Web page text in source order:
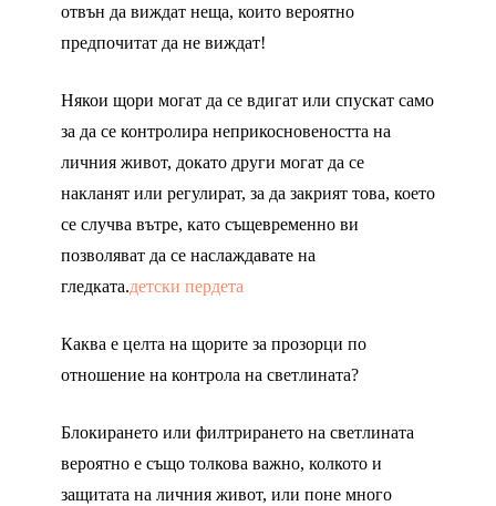
отвън да виждат неща, които вероятно
предпочитат да не виждат!
Някои щори могат да се вдигат или спускат само
за да се контролира неприкосновеността на
личния живот, докато други могат да се
накланят или регулират, за да закрият това, което
се случва вътре, като същевременно ви
позволяват да се наслаждавате на
гледката.детски пердета
Каква е целта на щорите за прозорци по
отношение на контрола на светлината?
Блокирането или филтрирането на светлината
вероятно е също толкова важно, колкото и
защитата на личния живот, или поне много